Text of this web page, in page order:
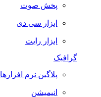
پخش صوت
ابزار سی دی
ابزار رایت
گرافیک
پلاگین نرم افزارها
انیمیشن